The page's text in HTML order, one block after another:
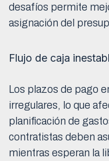
desafíos permite
asignación del
Flujo de caja
Los plazos de pago
irregulares, lo que
planificación de
contratistas deben
mientras esperan la